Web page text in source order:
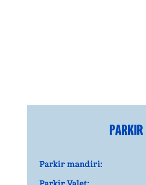
PARKIR
Parkir mandiri: